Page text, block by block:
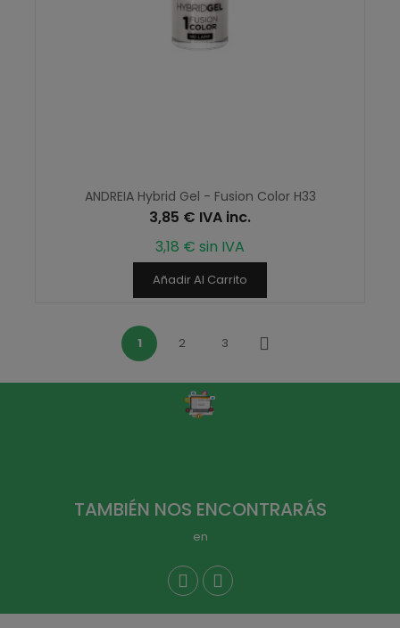
ANDREIA Hybrid Gel - Fusion Color H33
3,85 € IVA inc.
3,18 € sin IVA
Añadir Al Carrito
1 2 3
Siguiente
TAMBIÉN NOS ENCONTRARÁS
en